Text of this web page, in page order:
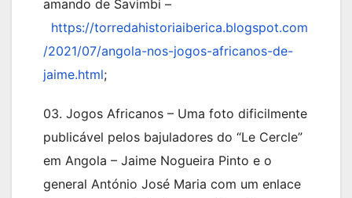
amando de Savimbi –
https://torredahistoriaiberica.blogspot.com
/2021/07/angola-nos-jogos-africanos-de-
jaime.html;
03. Jogos Africanos – Uma foto dificilmente
publicável pelos bajuladores do “Le Cercle”
em Angola – Jaime Nogueira Pinto e o
general António José Maria com um enlace